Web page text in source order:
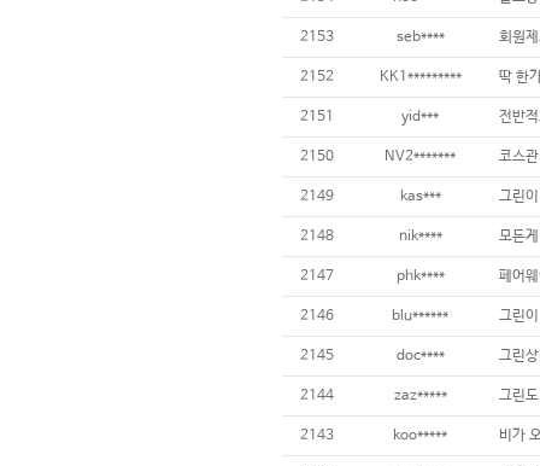
2153 seb****
2152 KK1*********
2151 yid***
2150 NV2*******
2149 kas***
2148 nik****
2147 phk****
2146 blu****** 그린
2145 doc****
2144 zaz***** 그린
2143 koo*****